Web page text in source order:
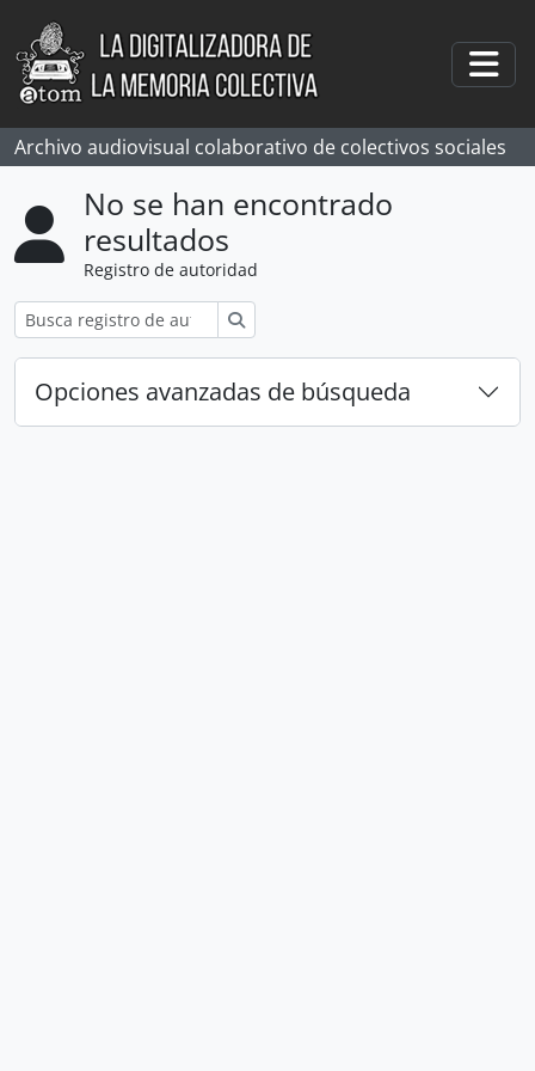
Skip to main content
Archivo audiovisual colaborativo de colectivos sociales
No se han encontrado
resultados
Registro de autoridad
Opciones avanzadas de búsqueda